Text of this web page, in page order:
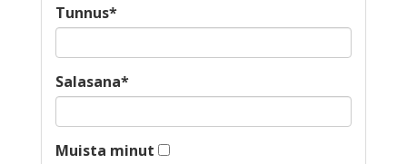
Tunnus*
Salasana*
Muista minut